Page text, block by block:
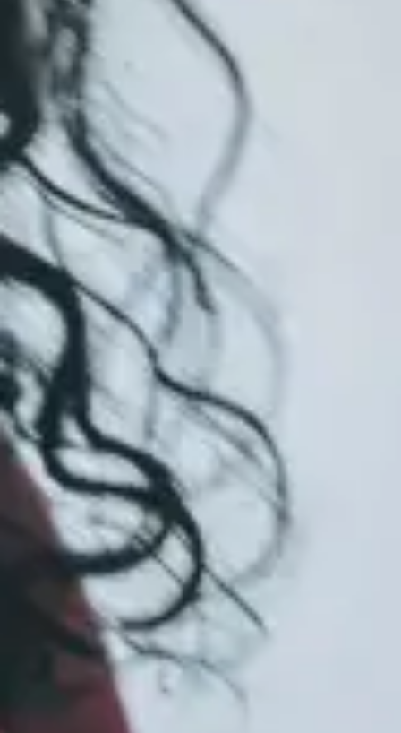
dessa. Vi lyfter några av många begrepp vi jobbar
med dagligen här.
A/B-test
Ett sätt att rent tekniskt testa två versioner mot
varandra för att se vilket innehåll / budskap / färg
som din målgrupp interagerar med.
B2B
Business to Business - marknadsföring och
försäljning av produkter eller tjänster mellan
företag.
B2C
Business to Consumer - företag som riktar sin
marknadsföring och försäljning av produkter eller
tjänster mot konsumenter.
CMS
Content Management System är ett
innehållshanteringssystem för att publicera och
hantera olika typer av innehåll på en webbplats.
Content Marketing
Content Marketing (innehållsmarknadsföring) är
ett strategiskt tillvägagångssätt för
marknadsföring fokuserat på att skapa relevant
och värdefullt innehåll anpassat efter kanal och
målgrupp.
Cost Per Click - kostnaden du betalar varje gång
någon klickar på din annons.